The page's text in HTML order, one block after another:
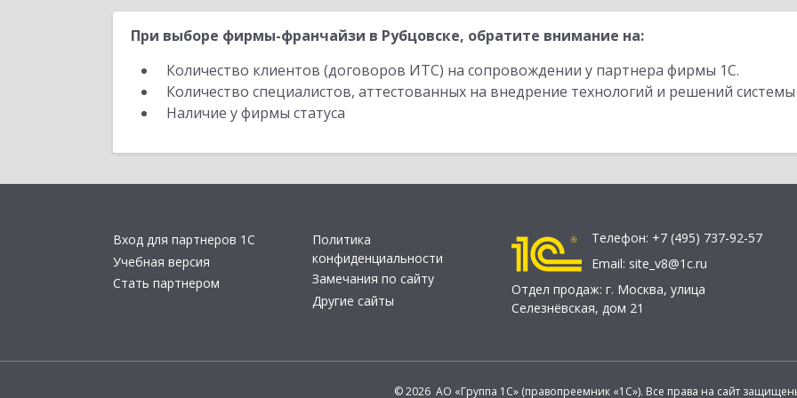
При выборе фирмы-франчайзи в Рубцовске, обратите внимание на:
Количество клиентов (договоров ИТС) на сопровождении у партнера фирмы 1С.
Количество специалистов, аттестованных на внедрение технологий и решений
Наличие у фирмы статуса
Вход для партнеров 1С
Учебная версия
Стать партнером
Политика
конфиденциальности
Замечания по сайту
Другие сайты
Телефон: +7 (495) 737-92-57
Email: site_v8@1c.ru
Отдел продаж: г. Москва, улица
Селезнёвская, дом 21
© 2026 АО «Группа 1С» (правопреемник «1С»). Все права на сайт